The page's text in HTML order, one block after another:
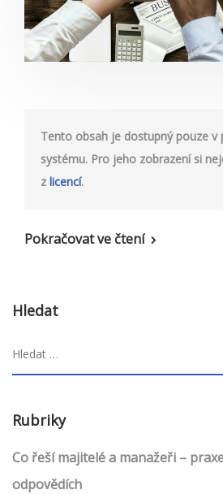
Tento obsah je dostupný pouze v
systému. Pro jeho zobrazení si
z licencí.
Pokračovat ve čtení
Hledat
Rubriky
Co řeší majitelé a manažeři –
odpovědích